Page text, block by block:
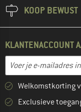
KOOP BEWUST
KLANTENACCOUNT
E-mailadres
Vul je e-mailadres
Welkomstkorting
Exclusieve